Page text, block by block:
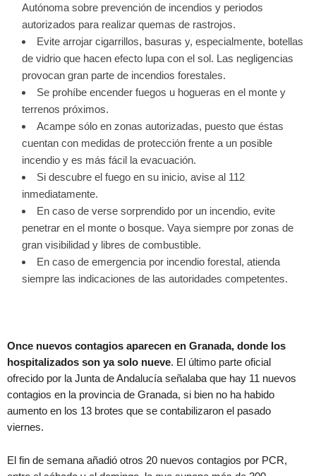
Autónoma sobre prevención de incendios y periodos
autorizados para realizar quemas de rastrojos.
Evite arrojar cigarrillos, basuras y, especialmente, botellas
de vidrio que hacen efecto lupa con el sol. Las negligencias
provocan gran parte de incendios forestales.
Se prohíbe encender fuegos u hogueras en el monte y
terrenos próximos.
Acampe sólo en zonas autorizadas, puesto que éstas
cuentan con medidas de protección frente a un posible
incendio y es más fácil la evacuación.
Si descubre el fuego en su inicio, avise al 112
inmediatamente.
En caso de verse sorprendido por un incendio, evite
penetrar en el monte o bosque. Vaya siempre por zonas de
gran visibilidad y libres de combustible.
En caso de emergencia por incendio forestal, atienda
siempre las indicaciones de las autoridades competentes.
Once nuevos contagios aparecen en Granada, donde los
hospitalizados son ya solo nueve. El último parte oficial
ofrecido por la Junta de Andalucía señalaba que hay 11 nuevos
contagios en la provincia de Granada, si bien no ha habido
aumento en los 13 brotes que se contabilizaron el pasado
viernes.
El fin de semana añadió otros 20 nuevos contagios por PCR,